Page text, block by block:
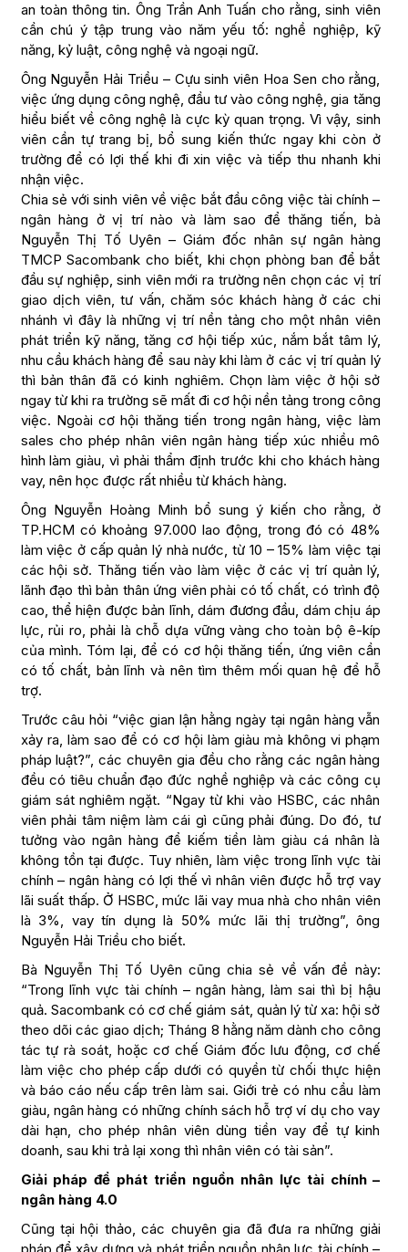
an toàn thông tin. Ông Trần Anh Tuấn cho rằng, sinh viên
cần chú ý tập trung vào năm yếu tố: nghề nghiệp, kỹ
năng, kỷ luật, công nghệ và ngoại ngữ.
Ông Nguyễn Hải Triều – Cựu sinh viên Hoa Sen cho rằng,
việc ứng dụng công nghệ, đầu tư vào công nghệ, gia tăng
hiểu biết về công nghệ là cực kỳ quan trọng. Vì vậy, sinh
viên cần tự trang bị, bổ sung kiến thức ngay khi còn ở
trường để có lợi thế khi đi xin việc và tiếp thu nhanh khi
nhận việc.
Chia sẻ với sinh viên về việc bắt đầu công việc tài chính –
ngân hàng ở vị trí nào và làm sao để thăng tiến, bà
Nguyễn Thị Tố Uyên – Giám đốc nhân sự ngân hàng
TMCP Sacombank cho biết, khi chọn phòng ban để bắt
đầu sự nghiệp, sinh viên mới ra trường nên chọn các vị trí
giao dịch viên, tư vấn, chăm sóc khách hàng ở các chi
nhánh vì đây là những vị trí nền tảng cho một nhân viên
phát triển kỹ năng, tăng cơ hội tiếp xúc, nắm bắt tâm lý,
nhu cầu khách hàng để sau này khi làm ở các vị trí quản lý
thì bản thân đã có kinh nghiêm. Chọn làm việc ở hội sở
ngay từ khi ra trường sẽ mất đi cơ hội nền tảng trong công
việc. Ngoài cơ hội thăng tiến trong ngân hàng, việc làm
sales cho phép nhân viên ngân hàng tiếp xúc nhiều mô
hình làm giàu, vì phải thẩm định trước khi cho khách hàng
vay, nên học được rất nhiều từ khách hàng.
Ông Nguyễn Hoàng Minh bổ sung ý kiến cho rằng, ở
TP.HCM có khoảng 97.000 lao động, trong đó có 48%
làm việc ở cấp quản lý nhà nước, từ 10 – 15% làm việc tại
các hội sở. Thăng tiến vào làm việc ở các vị trí quản lý,
lãnh đạo thì bản thân ứng viên phài có tố chất, có trình độ
cao, thể hiện được bản lĩnh, dám đương đầu, dám chịu áp
lực, rủi ro, phải là chỗ dựa vững vàng cho toàn bộ ê-kíp
của mình. Tóm lại, để có cơ hội thăng tiến, ứng viên cần
có tố chất, bản lĩnh và nên tìm thêm mối quan hệ để hỗ
trợ.
Trước câu hỏi “việc gian lận hằng ngày tại ngân hàng vẫn
xảy ra, làm sao để có cơ hội làm giàu mà không vi phạm
pháp luật?”, các chuyên gia đều cho rằng các ngân hàng
đều có tiêu chuẩn đạo đức nghề nghiệp và các công cụ
giám sát nghiêm ngặt. “Ngay từ khi vào HSBC, các nhân
viên phải tâm niệm làm cái gì cũng phải đúng. Do đó, tư
tưởng vào ngân hàng để kiếm tiền làm giàu cá nhân là
không tồn tại được. Tuy nhiên, làm việc trong lĩnh vực tài
chính – ngân hàng có lợi thế vì nhân viên được hỗ trợ vay
lãi suất thấp. Ở HSBC, mức lãi vay mua nhà cho nhân viên
là 3%, vay tín dụng là 50% mức lãi thị trường”, ông
Nguyễn Hải Triều cho biết.
Bà Nguyễn Thị Tố Uyên cũng chia sẻ về vấn đề này:
“Trong lĩnh vực tài chính – ngân hàng, làm sai thì bị hậu
quả. Sacombank có cơ chế giám sát, quản lý từ xa: hội sở
theo dõi các giao dịch; Tháng 8 hằng năm dành cho công
tác tự rà soát, hoặc cơ chế Giám đốc lưu động, cơ chế
làm việc cho phép cấp dưới có quyền từ chối thực hiện
và báo cáo nếu cấp trên làm sai. Giới trẻ có nhu cầu làm
giàu, ngân hàng có những chính sách hỗ trợ ví dụ cho vay
dài hạn, cho phép nhân viên dùng tiền vay để tự kinh
doanh, sau khi trả lại xong thì nhân viên có tài sản”.
Giải pháp để phát triển nguồn nhân lực tài chính –
ngân hàng 4.0
Cũng tại hội thảo, các chuyên gia đã đưa ra những giải